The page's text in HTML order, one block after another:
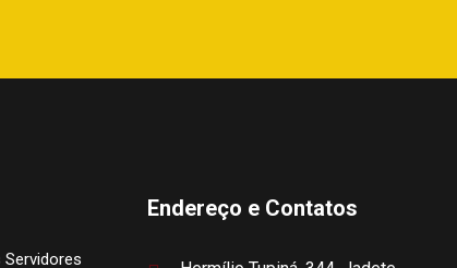
Endereço e Contatos